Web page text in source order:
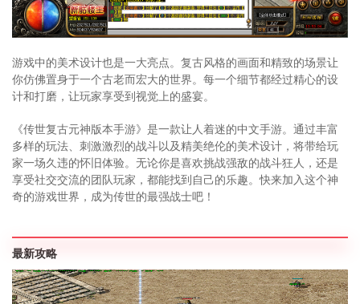
游戏中的美术设计也是一大亮点。复古风格的画面和精致的场景让
你仿佛置身于一个古老而宏大的世界。每一个细节都经过精心的设
计和打磨，让玩家享受到视觉上的盛宴。
《传世复古元神版本手游》是一款让人着迷的中文手游。通过丰富
多样的玩法、刺激激烈的战斗以及精美绝伦的美术设计，将带给玩
家一场久违的怀旧体验。无论你是喜欢挑战强敌的战斗狂人，还是
享受社交交流的团队玩家，都能找到自己的乐趣。快来加入这个神
奇的游戏世界，成为传世的最强战士吧！
最新攻略